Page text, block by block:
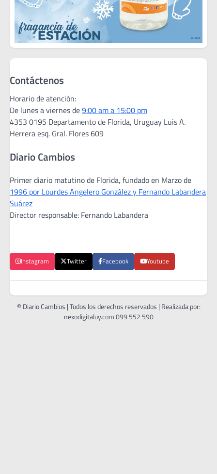
Contáctenos
Horario de atención:
De lunes a viernes de9:00 am a 15:00 pm
4353 0195 Departamento de Florida, Uruguay Luis A.
Herrera esq. Gral. Flores 609
Diario Cambios
Primer diario matutino de Florida, fundado en Marzo de
1996 por Lourdes Angelero González y Fernando Labandera
Suárez
Director responsable: Fernando Labandera
Instagram Twitter Facebook Youtube